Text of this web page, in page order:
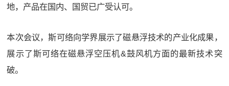
地，产品在国内、国贸已广受认可。
本次会议，斯可络向学界展示了磁悬浮技术的产业化成果，
展示了斯可络在磁悬浮空压机&鼓风机方面的最新技术突
破。